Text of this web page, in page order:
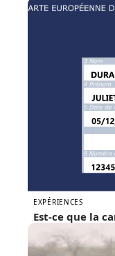
EXPÉRIENCES
Est-ce que la